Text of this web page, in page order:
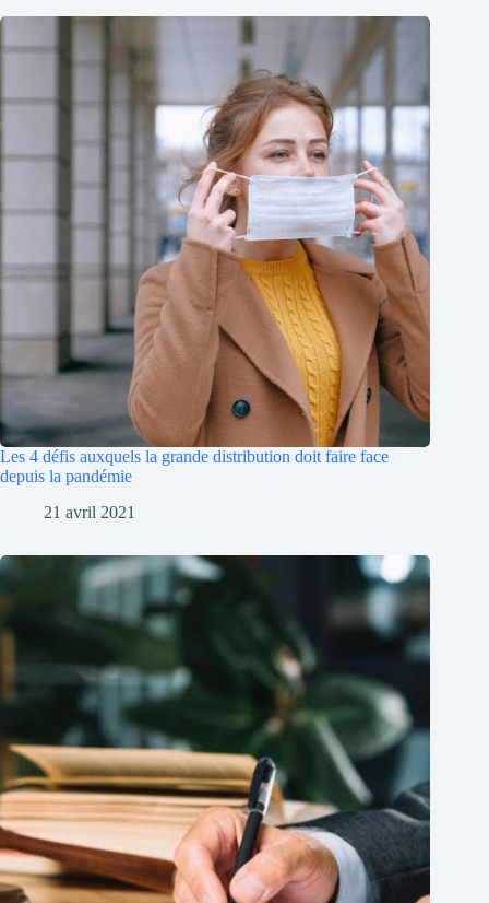
Les 4 défis auxquels la grande distribution doit faire face
depuis la pandémie
21 avril 2021